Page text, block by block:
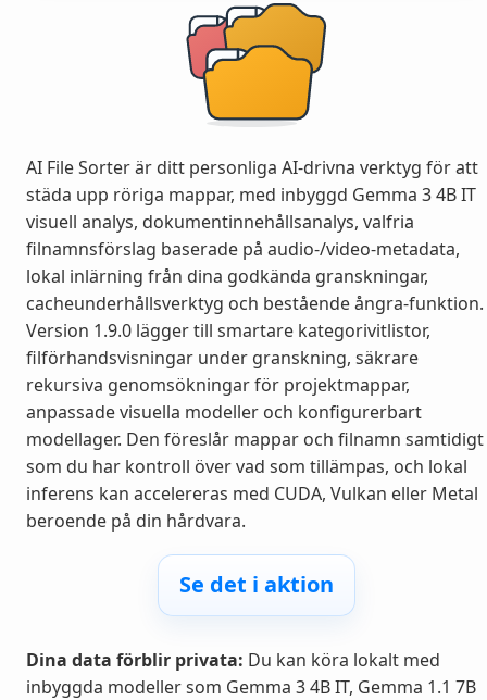
AI File Sorter är ditt personliga AI-drivna verktyg för att
städa upp röriga mappar, med inbyggd Gemma 3 4B IT
visuell analys, dokumentinnehållsanalys, valfria
filnamnsförslag baserade på audio-/video-metadata,
lokal inlärning från dina godkända granskningar,
cacheunderhållsverktyg och bestående ångra-funktion.
Version 1.9.0 lägger till smartare kategorivitlistor,
filförhandsvisningar under granskning, säkrare
rekursiva genomsökningar för projektmappar,
anpassade visuella modeller och konfigurerbart
modellager. Den föreslår mappar och filnamn samtidigt
som du har kontroll över vad som tillämpas, och lokal
inferens kan accelereras med CUDA, Vulkan eller Metal
beroende på din hårdvara.
Se det i aktion
Dina data förblir privata: Du kan köra lokalt med
inbyggda modeller som Gemma 3 4B IT, Gemma 1.1 7B